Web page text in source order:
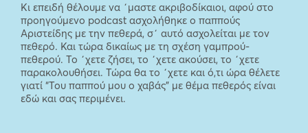
Κι επειδή θέλουμε να ΄μαστε ακριβοδίκαιοι, αφού στο
προηγούμενο podcast ασχολήθηκε ο παππούς
Αριστείδης με την πεθερά, σ΄ αυτό ασχολείται με τον
πεθερό. Και τώρα δικαίως με τη σχέση γαμπρού-
πεθερού. Το ΄χετε ζήσει, το ΄χετε ακούσει, το ΄χετε
παρακολουθήσει. Τώρα θα το ΄χετε και ό,τι ώρα θέλετε
γιατί “Του παππού μου ο χαβάς” με θέμα πεθερός είναι
εδώ και σας περιμένει.